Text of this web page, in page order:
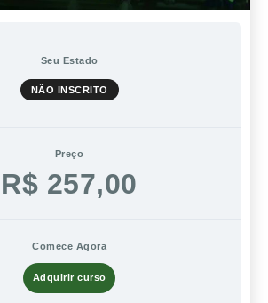
Seu Estado
NÃO INSCRITO
Preço
R$ 257,00
Comece Agora
Adquirir curso